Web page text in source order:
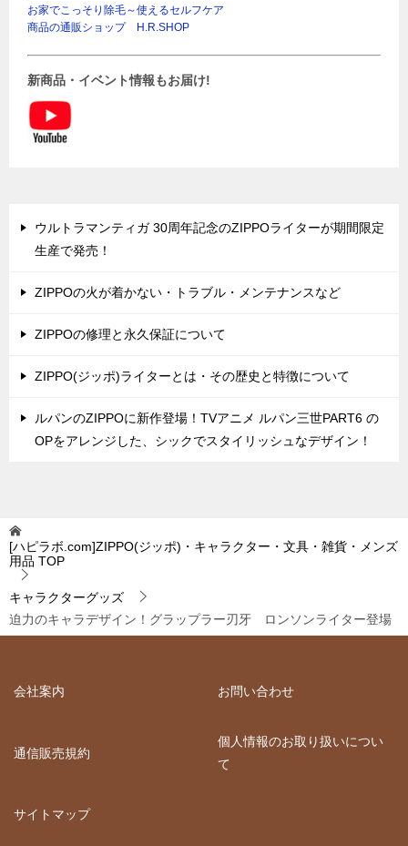
お家でこっそり除毛～使えるセルフケア
商品の通販ショップ H.R.SHOP
新商品・イベント情報もお届け!
ウルトラマンティガ 30周年記念のZIPPOライターが期間限定
生産で発売！
ZIPPOの火が着かない・トラブル・メンテナンスなど
ZIPPOの修理と永久保証について
ZIPPO(ジッポ)ライターとは・その歴史と特徴について
ルパンのZIPPOに新作登場！TVアニメ ルパン三世PART6 の
OPをアレンジした、シックでスタイリッシュなデザイン！
[ハピラボ.com]ZIPPO(ジッポ)・キャラクター・文具・雑貨・メンズ
用品 TOP
キャラクターグッズ
迫力のキャラデザイン！グラップラー刃牙 ロンソンライター登場
会社案内 お問い合わせ
通信販売規約
個人情報のお取り扱いについ
て
サイトマップ